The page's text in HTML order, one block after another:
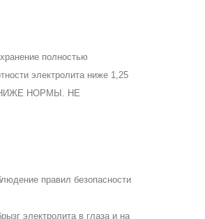
полностью
электролита ниже 1,25
НИЖЕ НОРМЫ. НЕ
правил безопасности
электролита в глаза и на